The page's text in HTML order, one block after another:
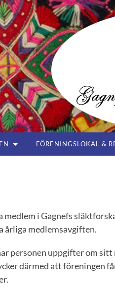
FÖRENINGSLOKAL &
medlem i Gagnefs
årliga medlemsavgiften.
personen uppgifter om sitt
därmed att föreningen